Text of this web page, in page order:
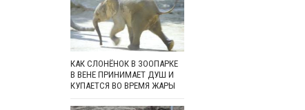
КАК СЛОНЁНОК В ЗООПАРКЕ
В ВЕНЕ ПРИНИМАЕТ ДУШ И
КУПАЕТСЯ ВО ВРЕМЯ ЖАРЫ